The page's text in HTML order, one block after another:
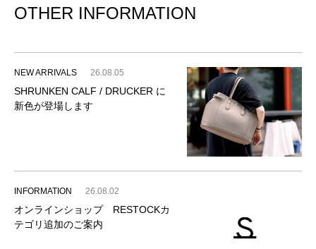
OTHER INFORMATION
NEW ARRIVALS 26.08.05
SHRUNKEN CALF / DRUCKER に
新色が登場します
INFORMATION 26.08.02
オンラインショップ RESTOCKカ
テゴリ追加のご案内